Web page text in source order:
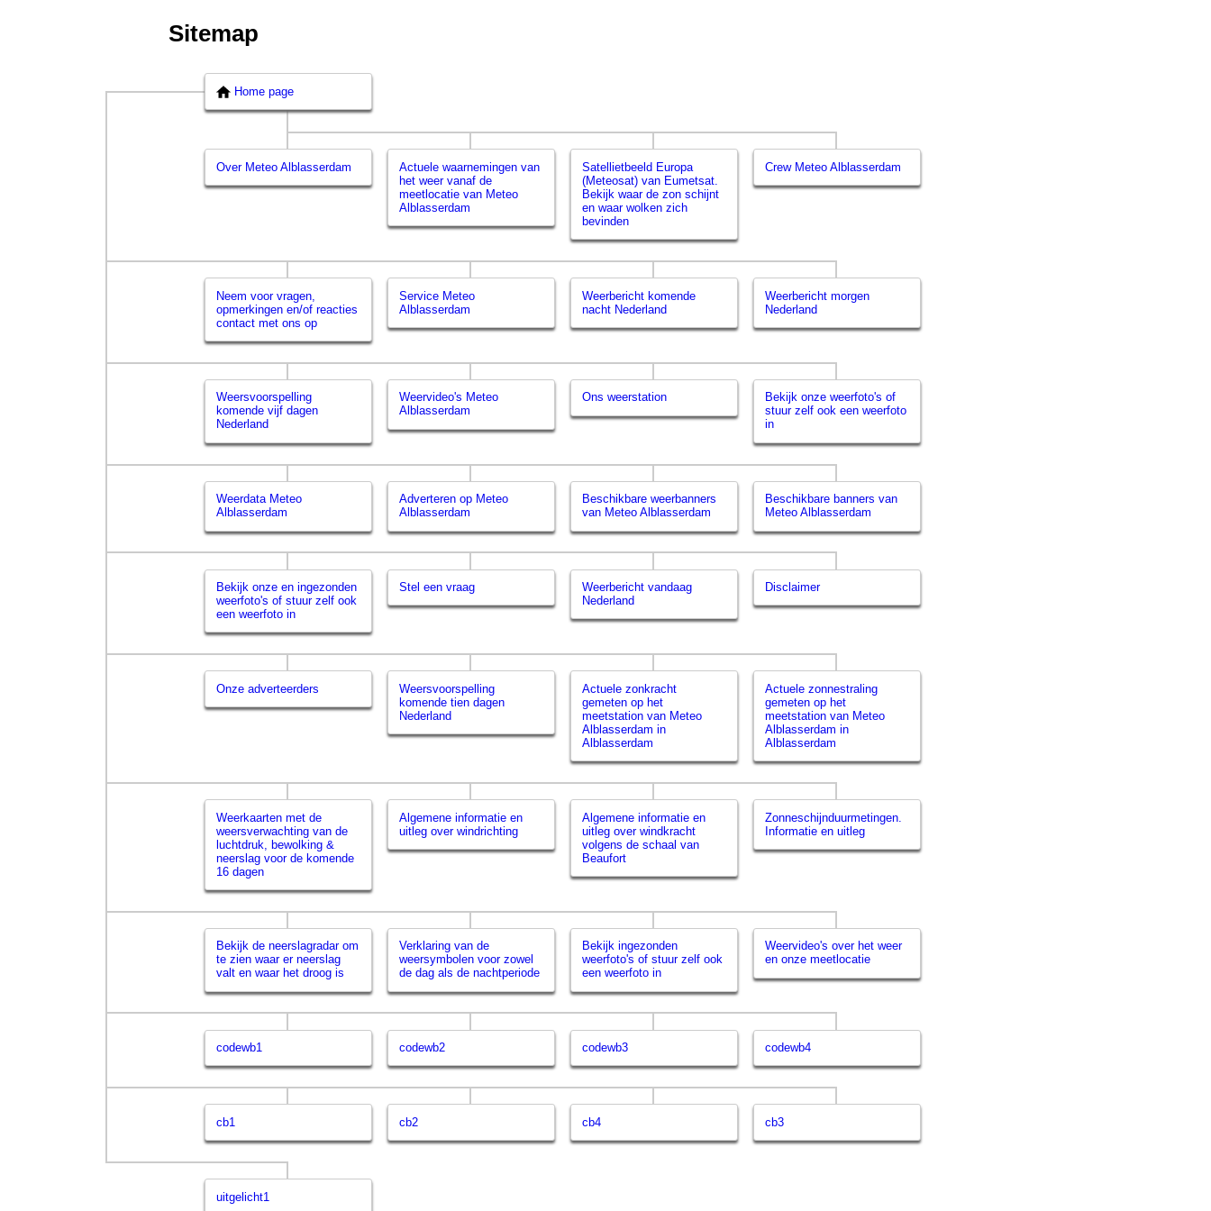
Sitemap
Home page
Over Meteo Alblasserdam
Actuele waarnemingen van
het weer vanaf de
meetlocatie van Meteo
Alblasserdam
Satellietbeeld Europa
(Meteosat) van Eumetsat.
Bekijk waar de zon schijnt
en waar wolken zich
bevinden
Crew Meteo Alblasserdam
Neem voor vragen,
opmerkingen en/of reacties
contact met ons op
Service Meteo
Alblasserdam
Weerbericht komende
nacht Nederland
Weerbericht morgen
Nederland
Weersvoorspelling
komende vijf dagen
Nederland
Weervideo's Meteo
Alblasserdam
Ons weerstation
Bekijk onze weerfoto's of
stuur zelf ook een weerfoto
in
Weerdata Meteo
Alblasserdam
Adverteren op Meteo
Alblasserdam
Beschikbare weerbanners
van Meteo Alblasserdam
Beschikbare banners van
Meteo Alblasserdam
Bekijk onze en ingezonden
weerfoto's of stuur zelf ook
een weerfoto in
Stel een vraag
Weerbericht vandaag
Nederland
Disclaimer
Onze adverteerders
Weersvoorspelling
komende tien dagen
Nederland
Actuele zonkracht
gemeten op het
meetstation van Meteo
Alblasserdam in
Alblasserdam
Actuele zonnestraling
gemeten op het
meetstation van Meteo
Alblasserdam in
Alblasserdam
Weerkaarten met de
weersverwachting van de
luchtdruk, bewolking &
neerslag voor de komende
16 dagen
Algemene informatie en
uitleg over windrichting
Algemene informatie en
uitleg over windkracht
volgens de schaal van
Beaufort
Zonneschijnduurmetingen.
Informatie en uitleg
Bekijk de neerslagradar om
te zien waar er neerslag
valt en waar het droog is
Verklaring van de
weersymbolen voor zowel
de dag als de nachtperiode
Bekijk ingezonden
weerfoto's of stuur zelf ook
een weerfoto in
Weervideo's over het weer
en onze meetlocatie
codewb1 codewb2 codewb3 codewb4
cb1 cb2 cb4 cb3
uitgelicht1